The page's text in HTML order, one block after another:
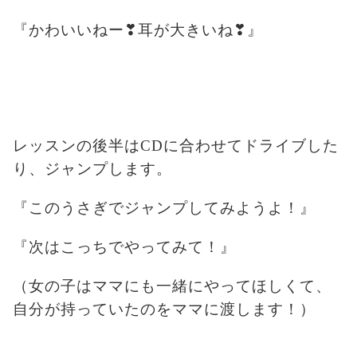
『かわいいねー❣耳が大きいね❣』
レッスンの後半はCDに合わせてドライブした
り、ジャンプします。
『このうさぎでジャンプしてみようよ！』
『次はこっちでやってみて！』
（女の子はママにも一緒にやってほしくて、
自分が持っていたのをママに渡します！）